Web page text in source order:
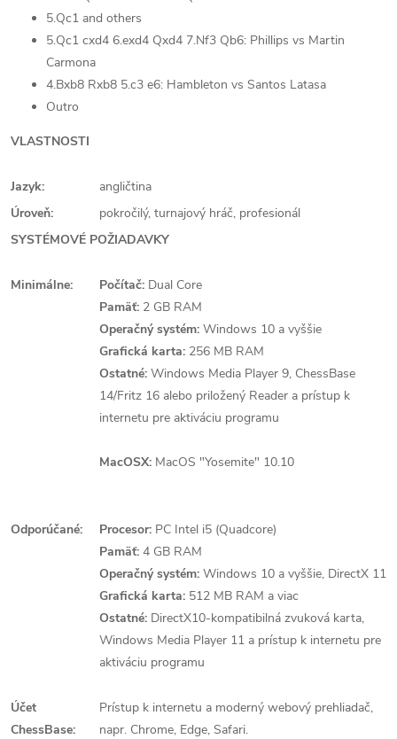
5.Qc1 and others
5.Qc1 cxd4 6.exd4 Qxd4 7.Nf3 Qb6: Phillips vs Martin
Carmona
4.Bxb8 Rxb8 5.c3 e6: Hambleton vs Santos Latasa
Outro
VLASTNOSTI
Jazyk:
angličtina
Úroveň:
pokročilý, turnajový hráč, profesionál
SYSTÉMOVÉ POŽIADAVKY
Minimálne: Počítač: Dual Core
Pamäť: 2 GB RAM
Operačný systém: Windows 10 a vyššie
Grafická karta: 256 MB RAM
Ostatné: Windows Media Player 9, ChessBase
14/Fritz 16 alebo priložený Reader a prístup k
internetu pre aktiváciu programu
MacOSX: MacOS "Yosemite" 10.10
Odporúčané: Procesor: PC Intel i5 (Quadcore)
Pamäť: 4 GB RAM
Operačný systém: Windows 10 a vyššie, DirectX 11
Grafická karta: 512 MB RAM a viac
Ostatné: DirectX10-kompatibilná zvuková karta,
Windows Media Player 11 a prístup k internetu pre
aktiváciu programu
Účet
ChessBase:
Prístup k internetu a moderný webový prehliadač,
napr. Chrome, Edge, Safari.